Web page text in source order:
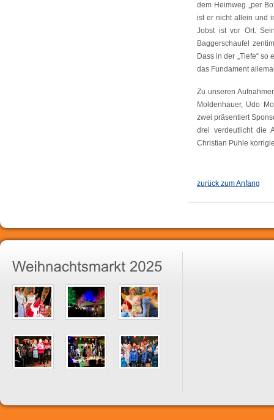
dem Heimweg „per
ist er nicht allein und
Jobst ist vor Ort.
Baggerschaufel
Dass in der „Tiefe“
das Fundament
Zu unseren
Moldenhauer, Udo
zwei präsentiert
drei verdeutlicht die
Christian Puhle
zurück zum Anfang